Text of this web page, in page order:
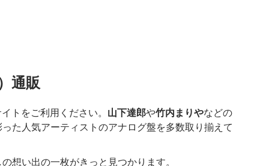
通販
トをご利用ください。 山下達郎や竹内まりやなどの
た人気アーティストのアナログ盤を多数取り揃えて
想い出の一枚がきっと見つかります。